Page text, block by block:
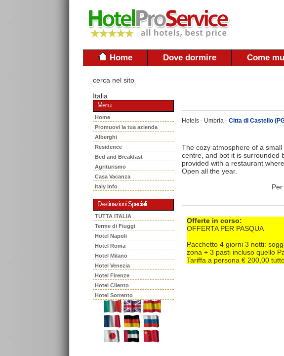
Home Dove dormire Come
cerca nel sito
Italia
Menu
Home
Promuovi la tua azienda
Alberghi
Residence
Bed and Breakfast
Agriturismo
Casa Vacanza
Italy Info
Destinazioni Speciali
TUTTA ITALIA
Terme di Fiuggi
Hotel Napoli
Hotel Roma
Hotel Milano
Hotel Venezia
Hotel Firenze
Hotel Cilento
Hotel Sorrento
Hotels - Umbria - Citta di Castello
The cozy atmosphere of a
centre, and bot it is surrounded
provided with a restaurant
Open all the year.
Offerte in corso:
OFFERTA PER PASQUA
Pacchetto 4 giorni 3 notti:
zona + 3 pasti incluso quello
Tariffa a persona € 200,00